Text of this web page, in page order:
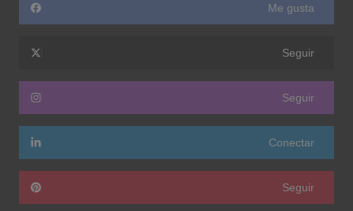
Me gusta
Seguir
Seguir
Conectar
Seguir